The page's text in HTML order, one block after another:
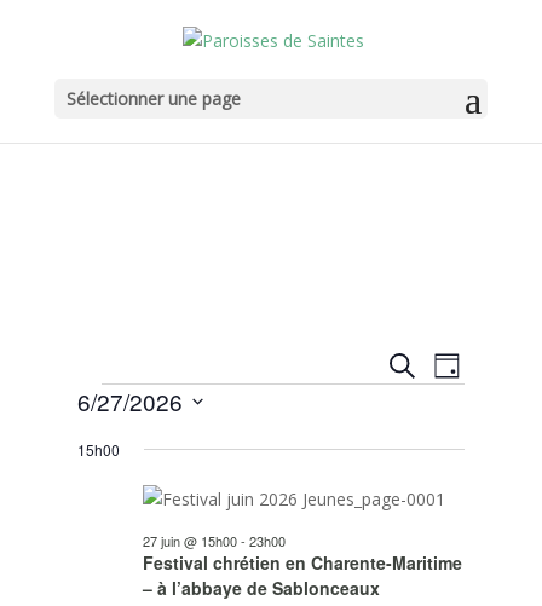
Sélectionner une page
Recherche
et
de
vues
Recherche
de
Jour
Évènements
6/27/2026
une
15h00
Festival chrétien en Charente-Maritime
– à l’abbaye de Sablonceaux
27 juin @ 15h00-23h00